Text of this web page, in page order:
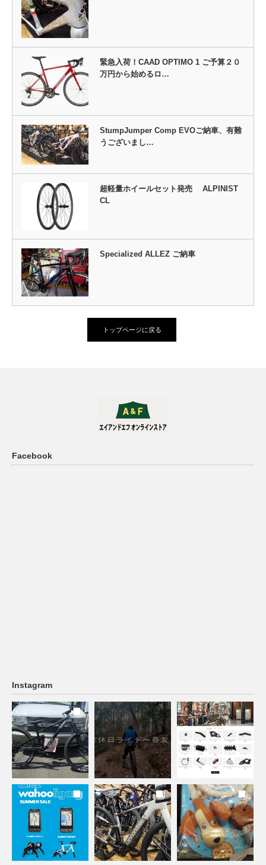
緊急入荷！CAAD OPTIMO 1 ご予算２０
万円から始めるロ…
StumpJumper Comp EVOご納車、有難
うございまし…
超軽量ホイールセット発売 ALPINIST
CL
Specialized ALLEZ ご納車
トップページに戻る
Facebook
Instagram